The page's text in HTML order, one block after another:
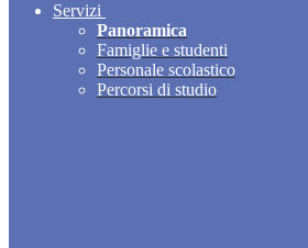
Servizi
Panoramica
Famiglie e studenti
Personale scolastico
Percorsi di studio